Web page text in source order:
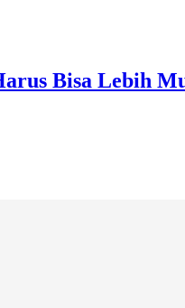
Bisa Lebih